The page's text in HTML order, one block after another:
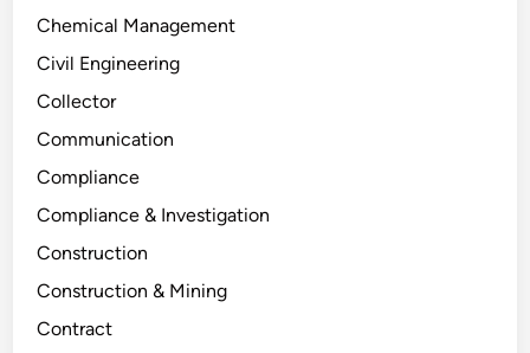
Chemical Management
Civil Engineering
Collector
Communication
Compliance
Compliance & Investigation
Construction
Construction & Mining
Contract